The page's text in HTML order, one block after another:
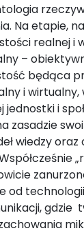
Na etapie,
realnej i
–
będąca
i wirtualny,
i
zasadzie
wiedzy oraz
od
gdzie